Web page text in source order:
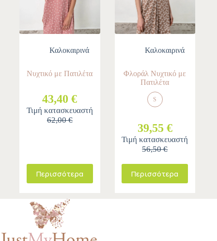
Καλοκαιρινά
Νυχτικό με Πατιλέτα
43,40 €
Τιμή κατασκευαστή
62,00 €
Περισσότερα
Καλοκαιρινά
Φλοράλ Νυχτικό με
Πατιλέτα
S
39,55 €
Τιμή κατασκευαστή
56,50 €
Περισσότερα